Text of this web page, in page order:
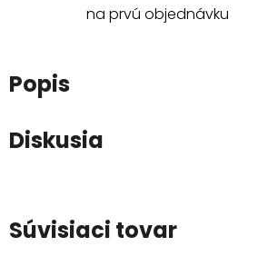
na prvú objednávku
Popis
Diskusia
Súvisiaci tovar